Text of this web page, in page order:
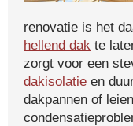
renovatie is het
hellend dak te
zorgt voor een
dakisolatie en
dakpannen of